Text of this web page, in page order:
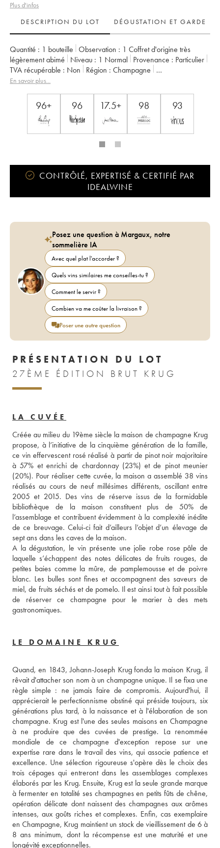
Plus d'infos
DESCRIPTION DU LOT
DÉGUSTATION ET GARDE
Quantité : 1 bouteille Observation : 1 Coffret d'origine très
légèrement abimé
Niveau : 1 Normal Provenance : particulier
TVA récupérable :
non Région :
Champagne
Appellation :
En savoir plus...
96+ 96 17.5+ 98 93
CONTRÔLÉ, EXPERTISÉ & CERTIFIÉ PAR
IDEALWINE
Posez une question à Margaux, notre
sommelière IA
Avec quel plat l'accorder ?
Quels vins similaires me conseilles-tu ?
Comment le servir ?
Combien va me coûter la livraison ?
Poser une autre question
PRÉSENTATION DU LOT
27ÈME ÉDITION BRUT KRUG
LA CUVÉE
Créée au milieu du 19ème siècle la maison de champagne Krug
propose, à l’initiative de la cinquième génération de la famille,
ce vin effervescent rosé réalisé à partir de pinot noir majoritaire
à 57% et enrichi de chardonnay (23%) et de pinot meunier
(20%). Pour réaliser cette cuvée, la maison a assemblé 38 vins
réalisés au cours de neuf millésimes différents, oscillant entre
2005 et 2015. Des vins de réserve issus de la formidable
bibliothèque de la maison constituent plus de 50% de
l’assemblage et contribuent évidemment à la complexité inédite
de ce breuvage. Celui-ci fait d’ailleurs l’objet d’un élevage de
sept ans dans les caves de la maison.
A la dégustation, le vin présente une jolie robe rose pâle de
laquelle s’échappent des notes délicates de fruits rouges, de
petites baies comme la mûre, de pamplemousse et de poivre
blanc. Les bulles sont fines et accompagnent des saveurs de
miel, de fruits séchés et de pomelo. Il est ainsi tout à fait possible
de réserver ce champagne pour le marier à des mets
gastronomiques.
LE DOMAINE KRUG
Quand, en 1843, Johann-Joseph Krug fonda la maison Krug, il
rêvait d'attacher son nom à un champagne unique. Il se fixa une
règle simple : ne jamais faire de compromis. Aujourd'hui, il
apprécierait le perfectionnisme obstiné qui préside toujours, six
générations plus tard, à la naissance et à l'élaboration de son
champagne. Krug est l'une des seules maisons en Champagne
à ne produire que des cuvées de prestige. La renommée
mondiale de ce champagne d'exception repose sur une
expertise rare dans le travail des vins, qui associe patience et
excellence. Une sélection rigoureuse s'opère dès le choix des
trois cépages qui entreront dans les assemblages complexes
élaborés par les Krug. Ensuite, Krug est la seule grande marque
à fermenter en totalité ses champagnes en petits fûts de chêne,
opération délicate dont naissent des champagnes aux arômes
intenses, aux goûts riches et complexes. Enfin, cas exemplaire
en Champagne, Krug maintient un stock de vieillissement de 6 à
8 ans minimum, dont la récompense est une maturité et une
longévité exceptionnelles.